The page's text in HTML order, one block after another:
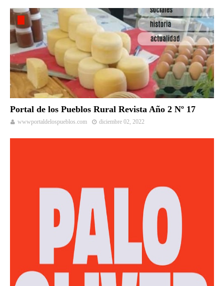
Portal de los Pueblos Rural Revista Año 2 Nº 17
wwwportaldelospueblos.com diciembre 02, 2022